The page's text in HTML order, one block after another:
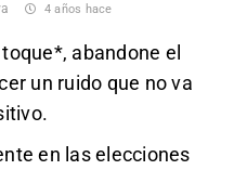
4 años hace
abandone el
un ruido que no va
en las elecciones